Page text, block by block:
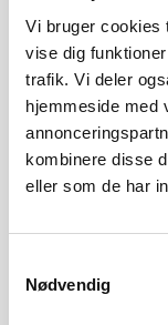
Vi bruger cookies
vise dig
trafik. Vi deler
hjemmeside med
kombinere disse
eller som de har
Nødvendig
14 jan 2020
Manual